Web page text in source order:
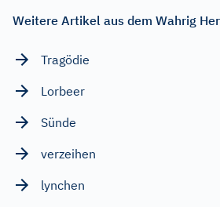
Weitere Artikel aus dem Wahrig
Tragödie
Lorbeer
Sünde
verzeihen
lynchen